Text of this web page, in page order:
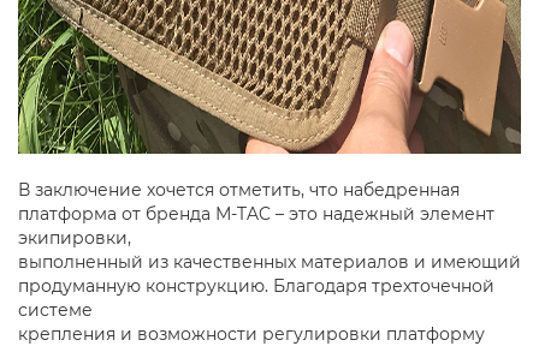
В заключение хочется отметить, что набедренная
платформа от бренда М-TAC – это надежный элемент
экипировки,
выполненный из качественных материалов и имеющий
продуманную конструкцию. Благодаря трехточечной
системе
крепления и возможности регулировки платформу